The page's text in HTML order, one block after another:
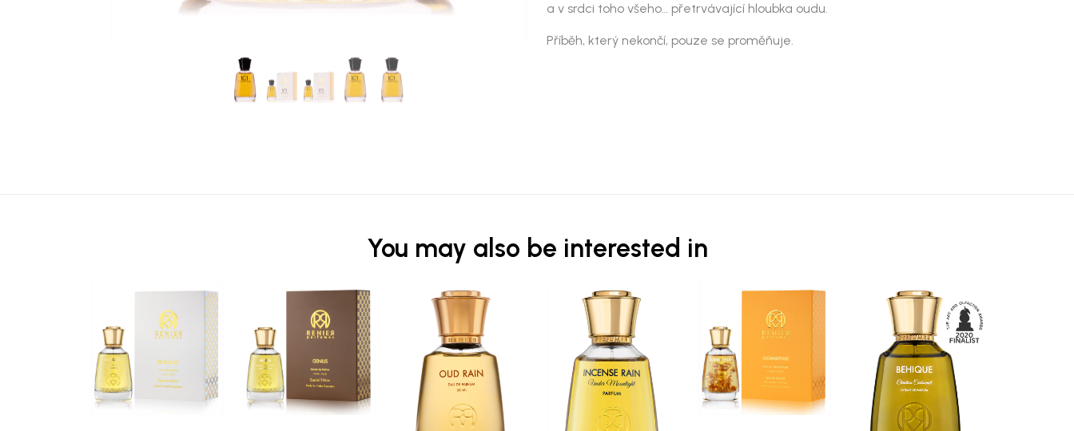
a v srdci toho všeho… přetrvávající hloubka oudu.
Příběh, který nekončí, pouze se proměňuje.
You may also be interested in